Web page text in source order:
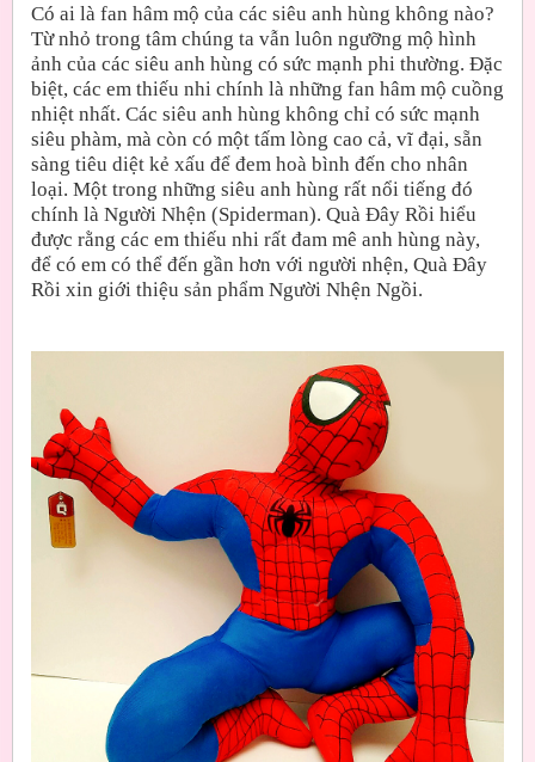
Có ai là fan hâm mộ của các siêu anh hùng không nào?
Từ nhỏ trong tâm chúng ta vẫn luôn ngưỡng mộ hình
ảnh của các siêu anh hùng có sức mạnh phi thường. Đặc
biệt, các em thiếu nhi chính là những fan hâm mộ cuồng
nhiệt nhất. Các siêu anh hùng không chỉ có sức mạnh
siêu phàm, mà còn có một tấm lòng cao cả, vĩ đại, sẵn
sàng tiêu diệt kẻ xấu để đem hoà bình đến cho nhân
loại. Một trong những siêu anh hùng rất nổi tiếng đó
chính là Người Nhện (Spiderman). Quà Đây Rồi hiểu
được rằng các em thiếu nhi rất đam mê anh hùng này,
để có em có thể đến gần hơn với người nhện, Quà Đây
Rồi xin giới thiệu sản phẩm Người Nhện Ngồi.